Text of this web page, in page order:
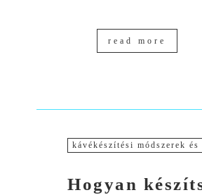
read more
kávékészítési módszerek és
Hogyan